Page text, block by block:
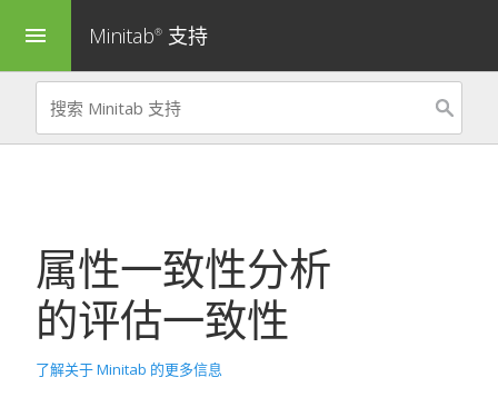
menu Minitab® 支持
属性一致性分析
的评估一致性
了解关于 Minitab 的更多信息